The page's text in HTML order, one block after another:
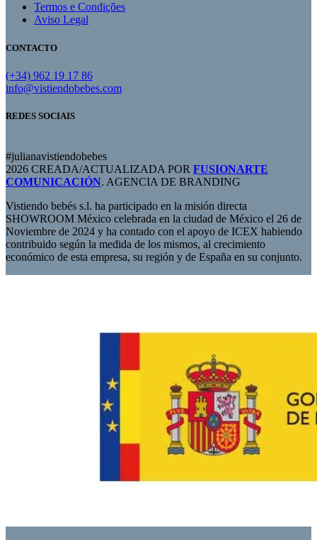
Termos e Condições
Aviso Legal
CONTACTO
(+34) 962 19 17 86
info@vistiendobebes.com
REDES SOCIAIS
#julianavistiendobebes
2026 CREADA/ACTUALIZADA POR FUSIONARTE
COMUNICACIÓN. AGENCIA DE BRANDING
Vistiendo bebés s.l. ha participado en la misión directa
SHOWROOM México celebrada en la ciudad de México el 26 de
Noviembre de 2024 y ha contado con el apoyo de ICEX habiendo
contribuido según la medida de los mismos, al crecimiento
económico de esta empresa, su región y de España en su conjunto.